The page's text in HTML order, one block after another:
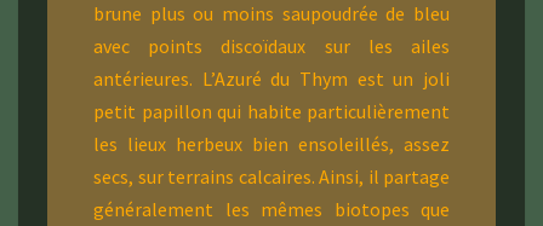
brune plus ou moins saupoudrée de bleu
avec points discoïdaux sur les ailes
antérieures. L’Azuré du Thym est un joli
petit papillon qui habite particulièrement
les lieux herbeux bien ensoleillés, assez
secs, sur terrains calcaires. Ainsi, il partage
généralement les mêmes biotopes que